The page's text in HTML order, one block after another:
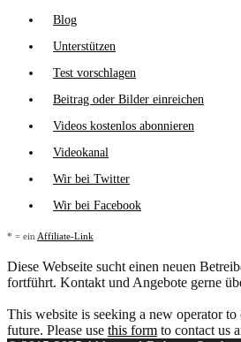
Blog
Unterstützen
Test vorschlagen
Beitrag oder Bilder einreichen
Videos kostenlos abonnieren
Videokanal
Wir bei Twitter
Wir bei Facebook
* = ein Affiliate-Link
Diese Webseite sucht einen neuen
fortführt. Kontakt und Angebote gerne
This website is seeking a new operator
future. Please use this form to contact us